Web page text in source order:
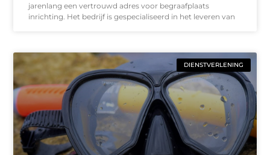
jarenlang een vertrouwd adres voor begraafplaats
inrichting. Het bedrijf is gespecialiseerd in het leveren van
DIENSTVERLENING